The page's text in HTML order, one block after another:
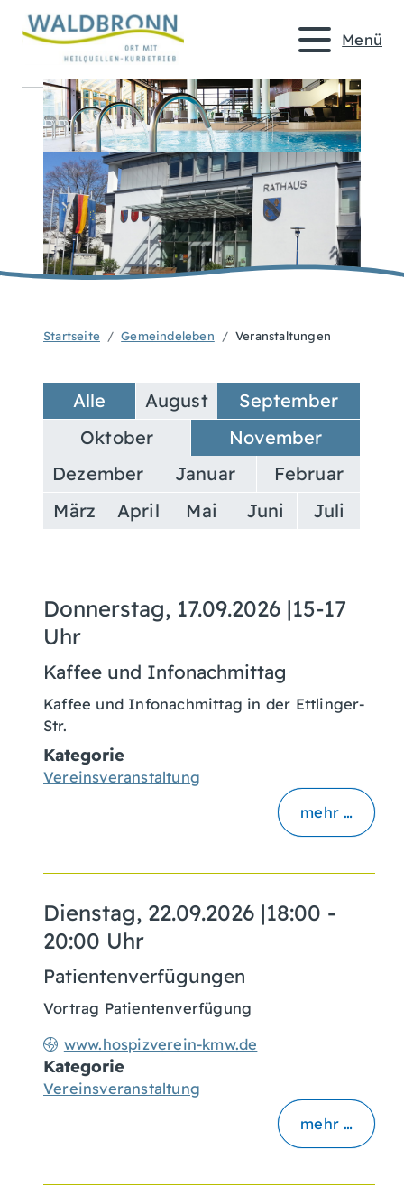
Menü
Startseite Gemeindeleben Veranstaltungen
Alle August
September
Oktober
November
Dezember
Januar
Februar
März
April Mai Juni Juli
Donnerstag, 17.09.2026 |15-17
Uhr
Kaffee und Infonachmittag
Kaffee und Infonachmittag in der Ettlinger-
Str.
Kategorie
Vereinsveranstaltung
mehr …
Dienstag, 22.09.2026 |18:00 -
20:00 Uhr
Patientenverfügungen
www.hospizverein-kmw.de
Vortrag Patientenverfügung
Kategorie
Vereinsveranstaltung
mehr …